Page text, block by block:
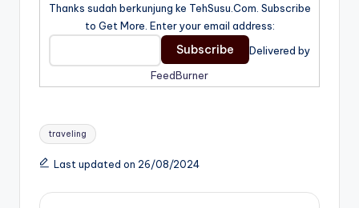
Thanks sudah berkunjung ke TehSusu.Com. Subscribe
to Get More. Enter your email address:
Delivered by
FeedBurner
Tags:
traveling
Last updated on 26/08/2024